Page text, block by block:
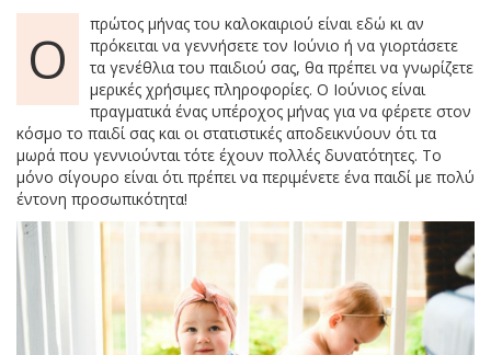
Ο
πρώτος μήνας του καλοκαιριού είναι εδώ κι αν
πρόκειται να γεννήσετε τον Ιούνιο ή να γιορτάσετε
τα γενέθλια του παιδιού σας, θα πρέπει να γνωρίζετε
μερικές χρήσιμες πληροφορίες. Ο Ιούνιος είναι
πραγματικά ένας υπέροχος μήνας για να φέρετε στον
κόσμο το παιδί σας και οι στατιστικές αποδεικνύουν ότι τα
μωρά που γεννιούνται τότε έχουν πολλές δυνατότητες. Το
μόνο σίγουρο είναι ότι πρέπει να περιμένετε ένα παιδί με πολύ
έντονη προσωπικότητα!